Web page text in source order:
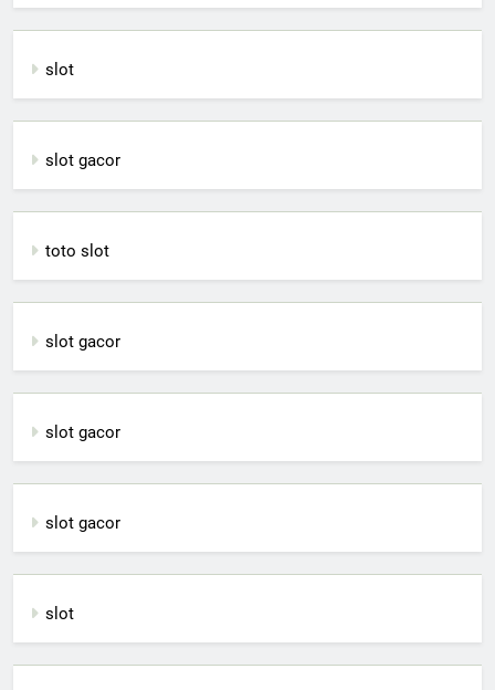
slot
slot gacor
toto slot
slot gacor
slot gacor
slot gacor
slot